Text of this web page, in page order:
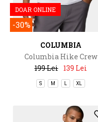
DOAR ONLINE
-30%
COLUMBIA
Columbia Hike Crew
199 Lei 139 Lei
S M XL